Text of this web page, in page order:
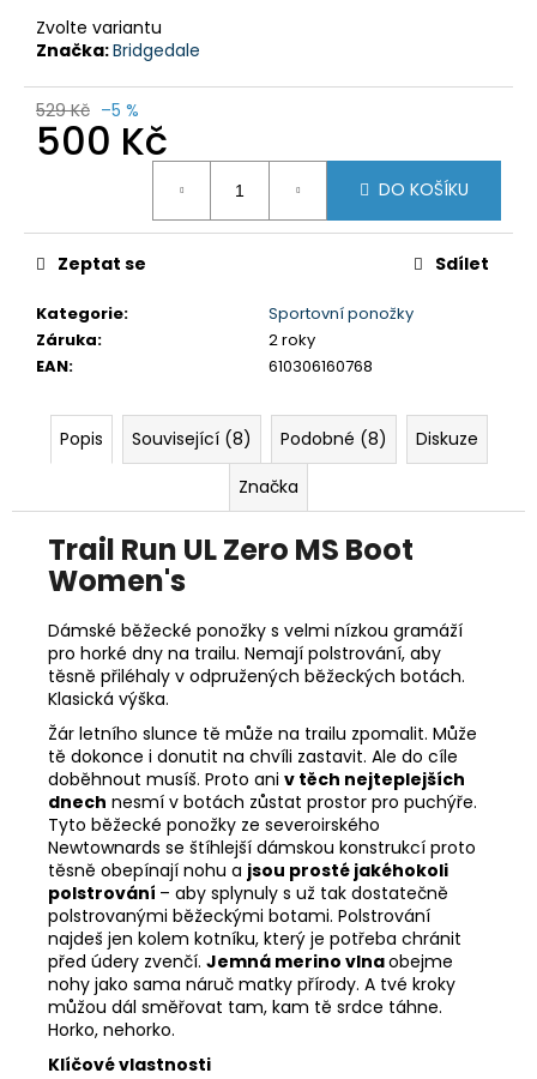
Zvolte variantu
Značka:Bridgedale
529 Kč –5 %
500 Kč
DO KOŠÍKU
Kategorie:
Sportovní ponožky
Záruka:
2 roky
EAN: 610306160768
Zeptat se Sdílet
Popis Související (8) Podobné (8)
Diskuze
Značka
Trail Run UL Zero MS Boot
Women's
Dámské běžecké ponožky s velmi nízkou gramáží
pro horké dny na trailu. Nemají polstrování, aby
těsně přiléhaly v odpružených běžeckých botách.
Klasická výška.
Žár letního slunce tě může na trailu zpomalit. Může
tě dokonce i donutit na chvíli zastavit. Ale do cíle
doběhnout musíš. Proto ani v těch nejteplejších
dnech nesmí v botách zůstat prostor pro puchýře.
Tyto běžecké ponožky ze severoirského
Newtownards se štíhlejší dámskou konstrukcí proto
těsně obepínají nohu a jsou prosté jakéhokoli
polstrování – aby splynuly s už tak dostatečně
polstrovanými běžeckými botami. Polstrování
najdeš jen kolem kotníku, který je potřeba chránit
před údery zvenčí. Jemná merino vlnaobejme
nohy jako sama náruč matky přírody. A tvé kroky
můžou dál směřovat tam, kam tě srdce táhne.
Horko, nehorko.
Klíčové vlastnosti
č
u
e
m
THERMO
SET
TÄRNABY
999
Kč
Původně: